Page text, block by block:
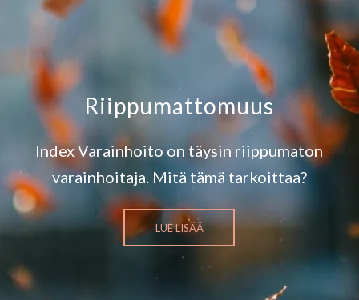
Riippumattomuus
Index Varainhoito on täysin riippumaton
varainhoitaja. Mitä tämä tarkoittaa?
LUE LISÄÄ